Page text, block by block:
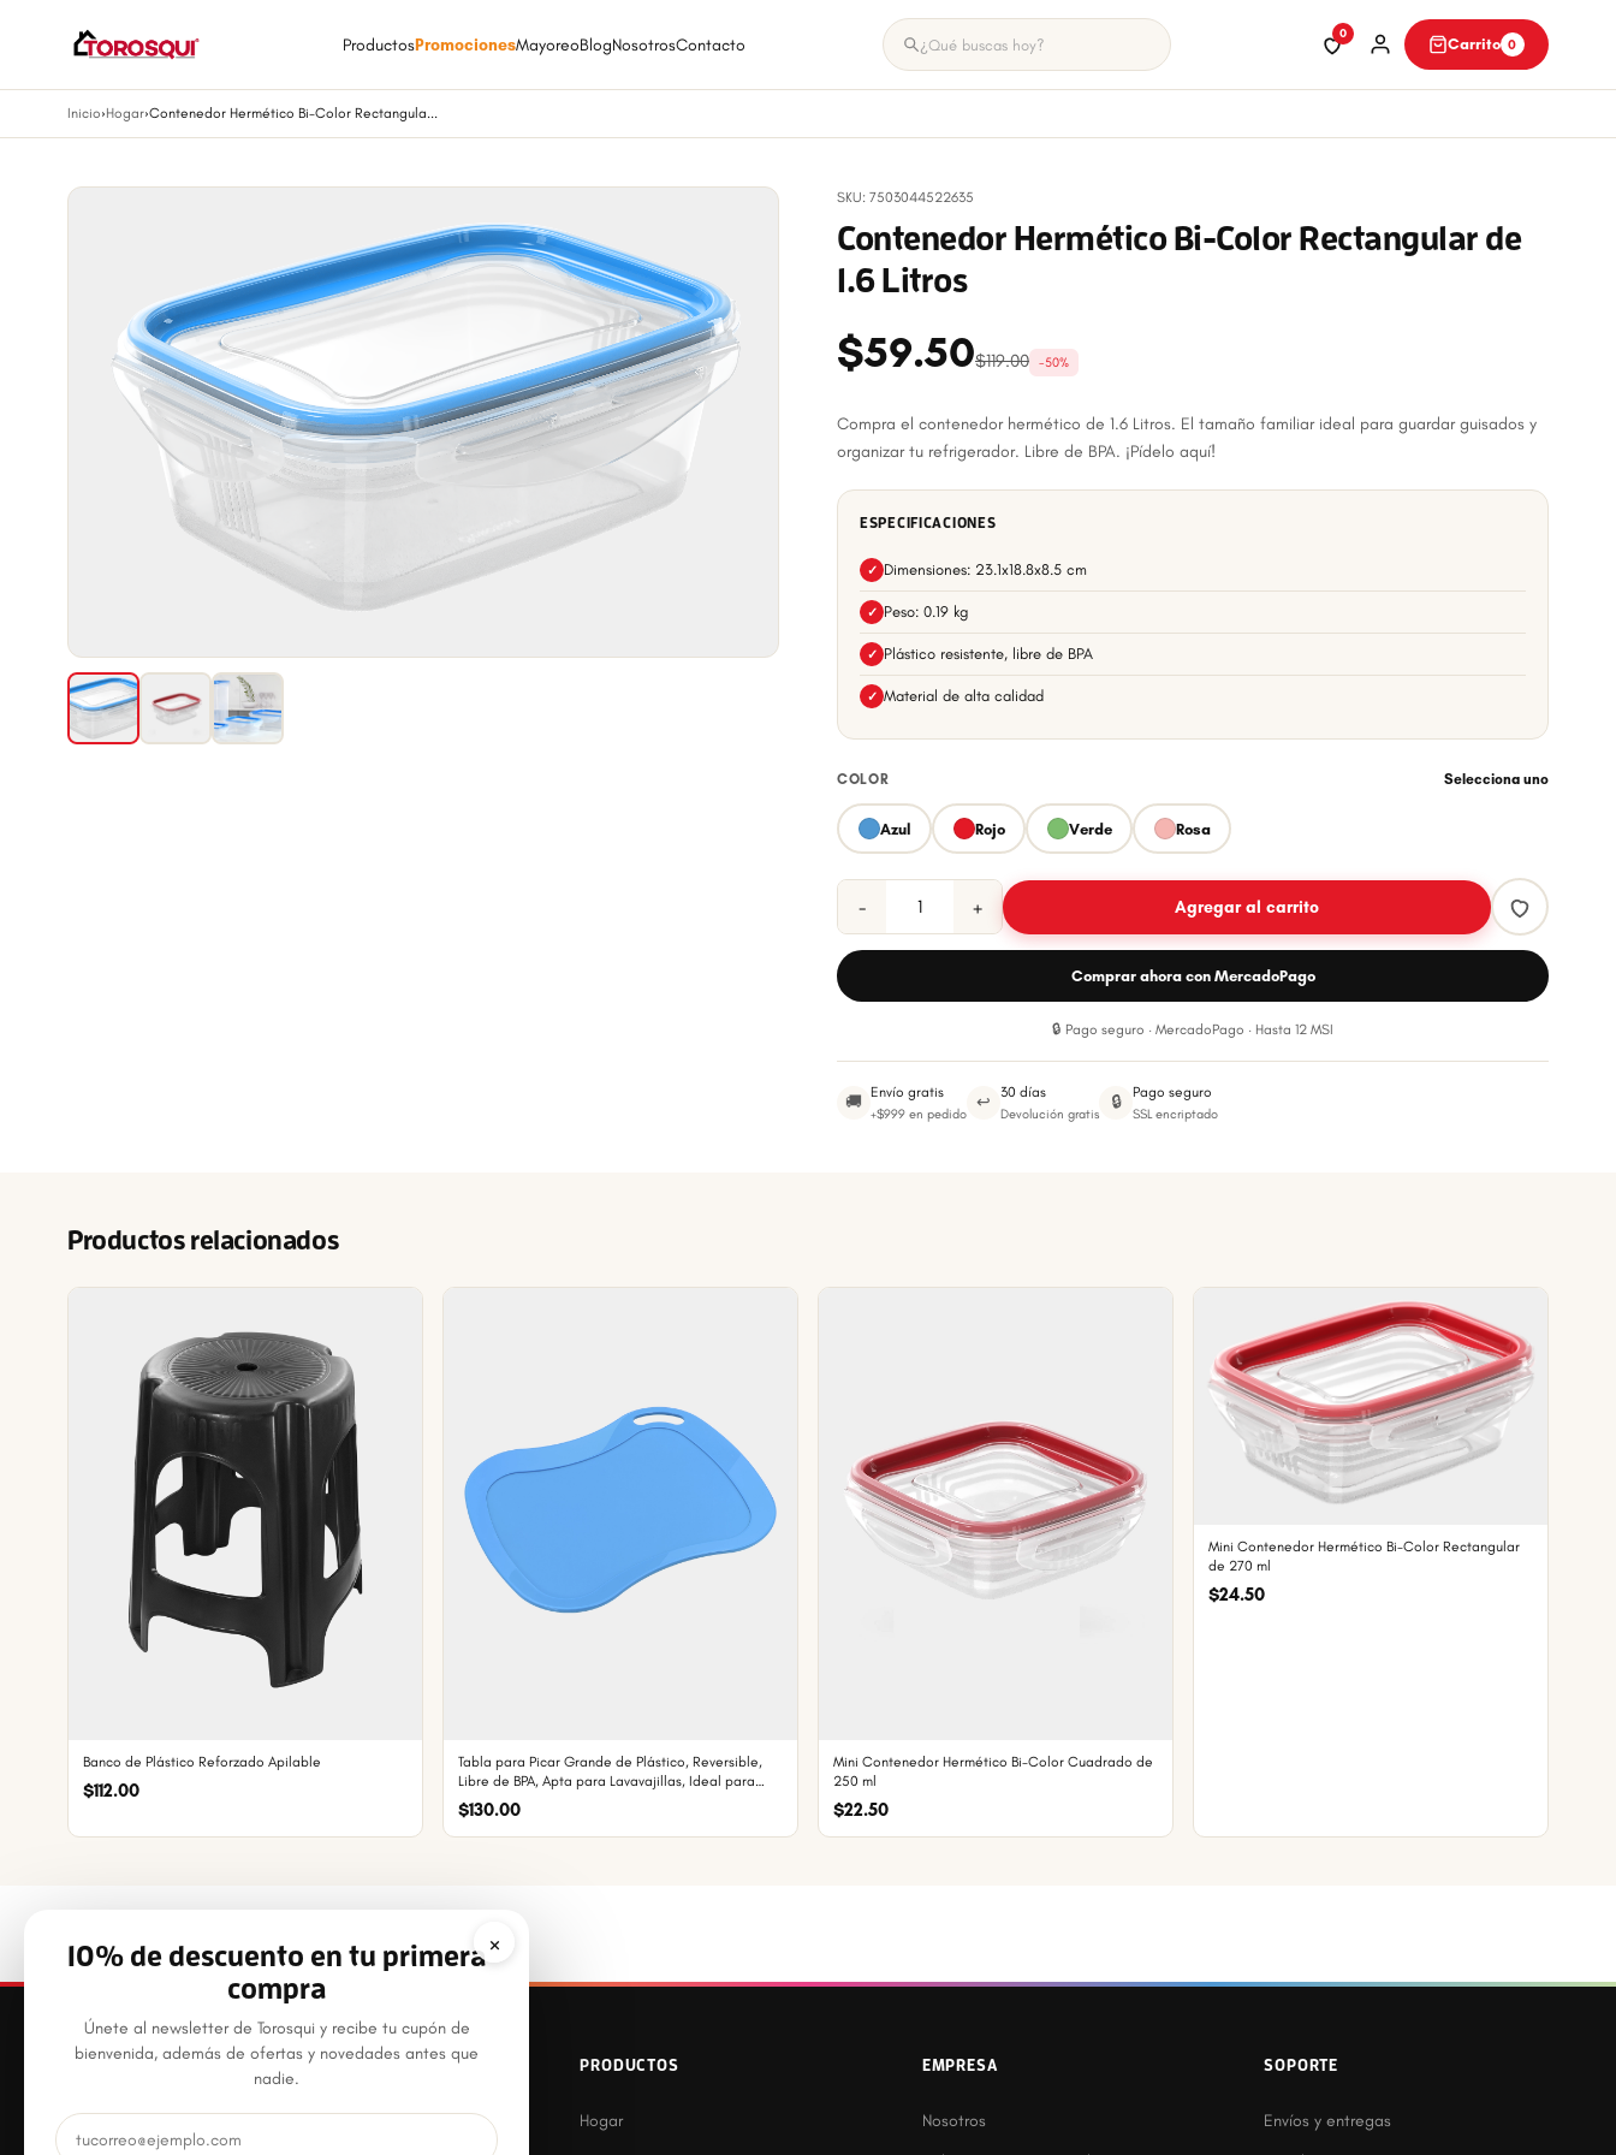
ProductosPromocionesMayoreoBlogNosotrosContacto
0
Carrito 0
Inicio›Hogar›Contenedor Hermético Bi-Color Rectangula...
SKU: 7503044522635
Contenedor Hermético Bi-Color Rectangular de
1.6 Litros
$59.50$119.00 -50%
Compra el contenedor hermético de 1.6 Litros. El tamaño familiar ideal para guardar guisados y
organizar tu refrigerador. Libre de BPA. ¡Pídelo aquí!
ESPECIFICACIONES
✓ Dimensiones: 23.1x18.8x8.5 cm
✓ Peso: 0.19 kg
✓ Plástico resistente, libre de BPA
✓ Material de alta calidad
COLOR Selecciona uno
Azul Rojo Verde Rosa
− + Agregar al carrito
Comprar ahora con MercadoPago
🔒 Pago seguro · MercadoPago · Hasta 12 MSI
🚚 Envío gratis
+$999 en pedido
↩ 30 días
Devolución gratis
🔒 Pago seguro
SSL encriptado
Productos relacionados
Banco de Plástico Reforzado Apilable
$112.00
Tabla para Picar Grande de Plástico, Reversible,
Libre de BPA, Apta para Lavavajillas, Ideal para
Exterior
$130.00
Mini Contenedor Hermético Bi-Color Cuadrado de
250 ml
$22.50
Mini Contenedor Hermético Bi-Color Rectangular
de 270 ml
$24.50
×
10% de descuento en tu primera
compra
Únete al newsletter de Torosqui y recibe tu cupón de
bienvenida, además de ofertas y novedades antes que
nadie.
PRODUCTOS
Hogar
EMPRESA
Nosotros
SOPORTE
Envíos y entregas